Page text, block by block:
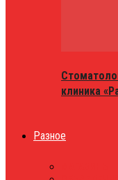
клиника
Разное